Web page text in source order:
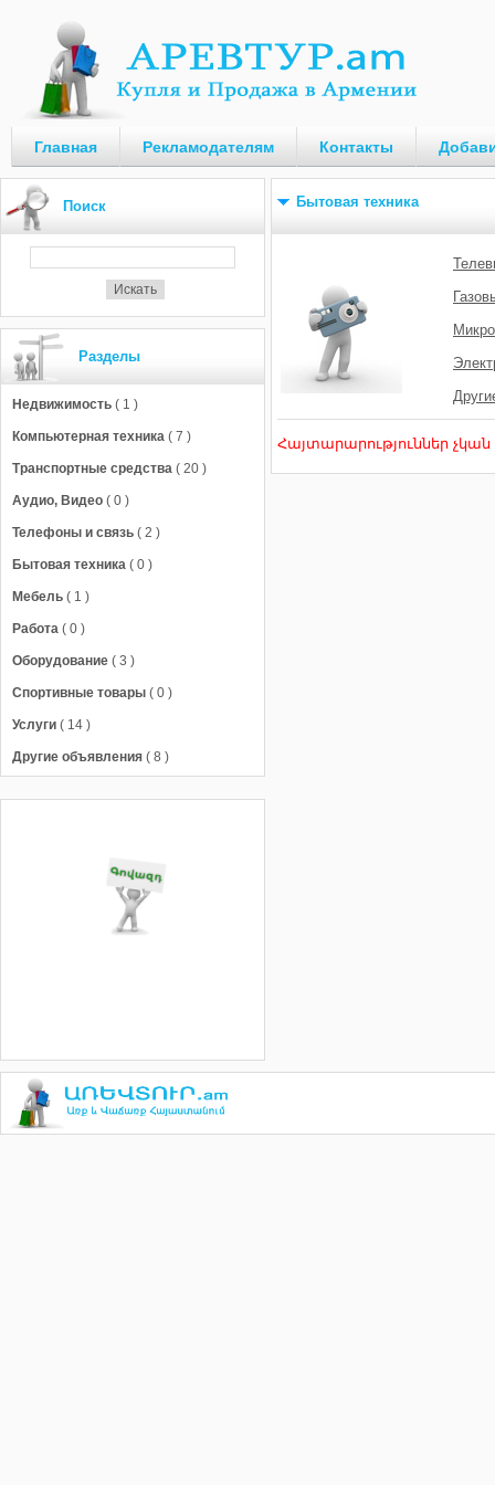
Главная Рекламодателям Контакты
Поиск
Разделы
Недвижимость ( 1 )
Компьютерная техника ( 7 )
Транспортные средства ( 20 )
Аудио, Видео ( 0 )
Телефоны и связь ( 2 )
Бытовая техника ( 0 )
Мебель ( 1 )
Работа ( 0 )
Оборудование ( 3 )
Спортивные товары ( 0 )
Услуги ( 14 )
Другие объявления ( 8 )
Бытовая техника
Հայտարարություններ չկան